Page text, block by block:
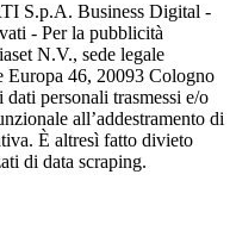
S.p.A. Business Digital -
- Per la pubblicità
N.V., sede legale
Europa 46, 20093 Cologno
personali trasmessi e/o
all’addestramento di
È altresì fatto divieto
di data scraping.